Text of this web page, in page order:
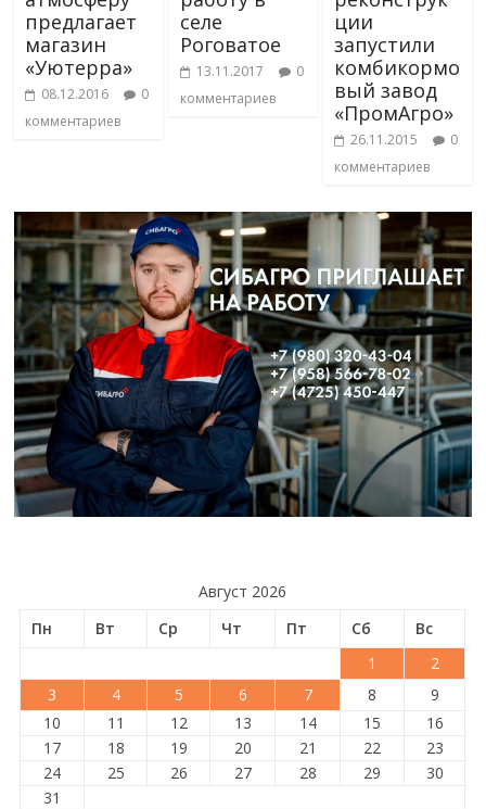
предлагает
магазин
«Уютерра»
08.12.2016
0
комментариев
селе
Роговатое
13.11.2017
0
комментариев
ции
запустили
комбикормо
вый завод
«ПромАгро»
26.11.2015
0
комментариев
Август 2026
Пн
Вт Ср Чт Пт Сб
Вс
1
2
3
4 5 6 7 8
9
10
11 12 13 14 15
16
17
18 19 20 21 22
23
24
25 26 27 28 29
30
31